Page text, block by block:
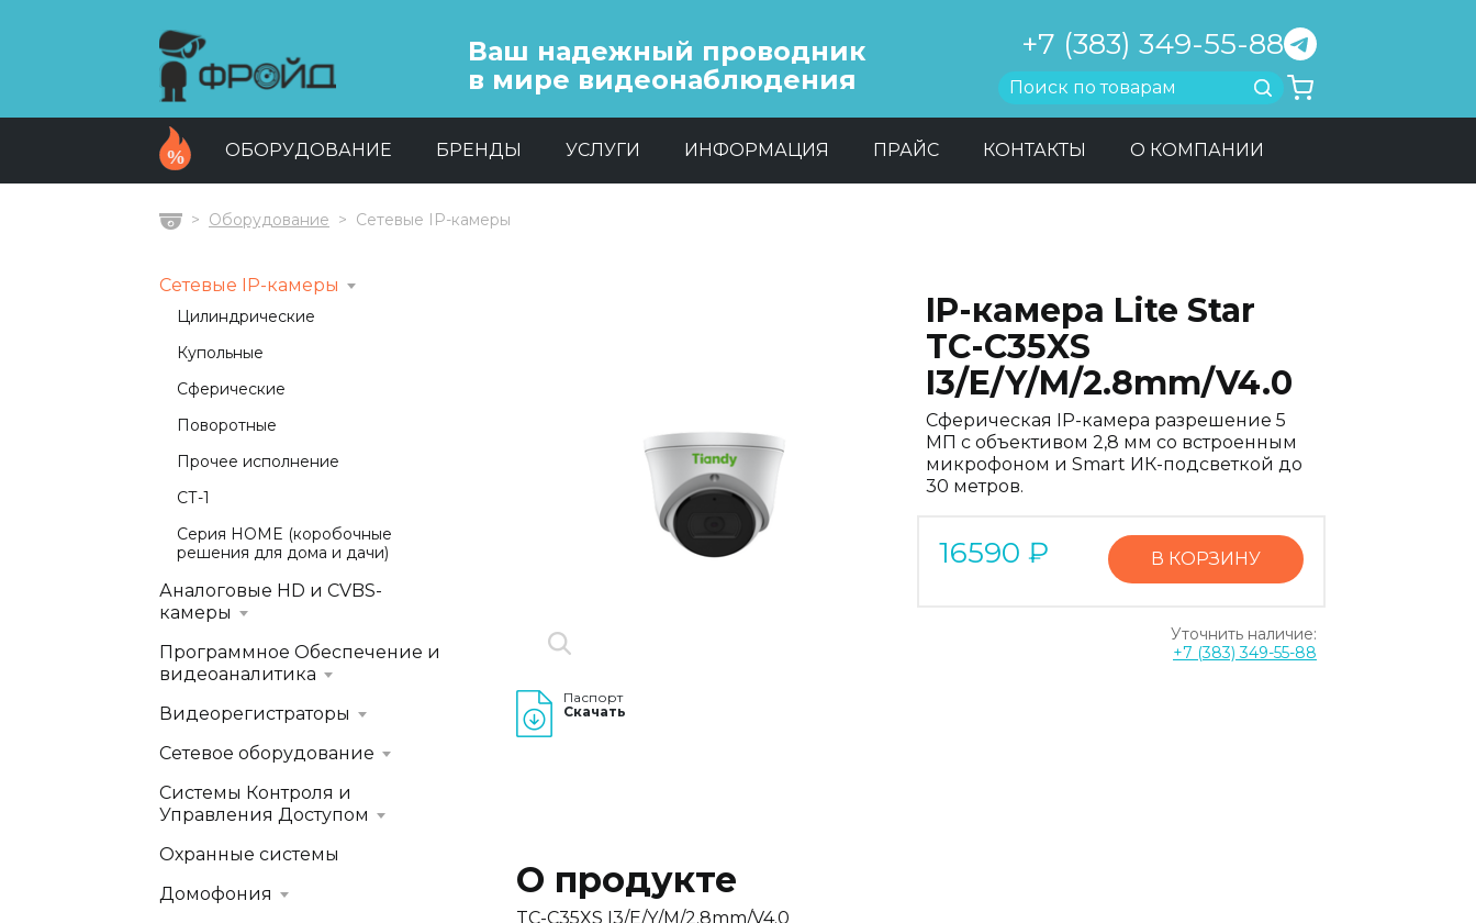
Ваш надежный проводник
в мире видеонаблюдения
+7 (383) 349-55-88
Найти
ОБОРУДОВАНИЕ БРЕНДЫ УСЛУГИ ИНФОРМАЦИЯ ПРАЙС КОНТАКТЫ О КОМПАНИИ
ГлавнаяОборудование Сетевые IP-камеры
Паспорт
Скачать
IP-камера Lite Star
TC-C35XS
I3/E/Y/M/2.8mm/V4.0
Сферическая IP-камера разрешение 5
МП с объективом 2,8 мм со встроенным
микрофоном и Smart ИК-подсветкой до
30 метров.
16590 ₽ В КОРЗИНУ
Уточнить наличие:
+7 (383) 349-55-88
О продукте
TC-C35XS I3/E/Y/M/2.8mm/V4.0
Сетевые IP-камеры
Цилиндрические
Купольные
Сферические
Поворотные
Прочее исполнение
СТ-1
Серия HOME (коробочные
решения для дома и дачи)
Аналоговые HD и CVBS-
камеры
Программное Обеспечение и
видеоаналитика
Видеорегистраторы
Сетевое оборудование
Системы Контроля и
Управления Доступом
Охранные системы
Домофония